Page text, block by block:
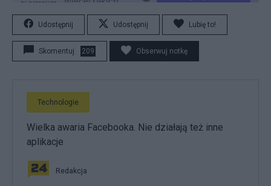
Udostępnij Udostępnij Lubię to!
Skomentuj 209 Obserwuj notkę
Technologie
Wielka awaria Facebooka. Nie działają też inne
aplikacje
Redakcja